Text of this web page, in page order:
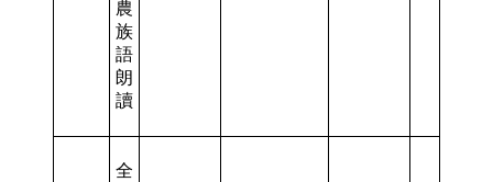
農
族
語
朗
讀
全